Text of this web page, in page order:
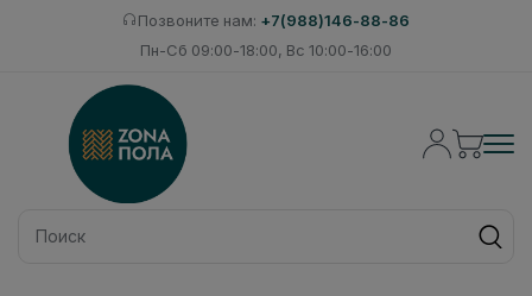
Позвоните нам: +7(988)146-88-86
Пн-Сб 09:00-18:00, Вс 10:00-16:00